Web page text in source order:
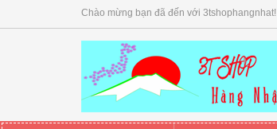
Chào mừng bạn đã đến với 3tshophangnhat!